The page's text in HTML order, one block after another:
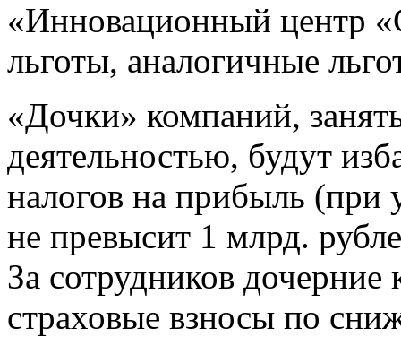
«Инновационный центр
льготы, аналогичные
«Дочки» компаний,
деятельностью, будут
налогов на прибыль (при
не превысит 1 млрд.
За сотрудников дочерние
страховые взносы по